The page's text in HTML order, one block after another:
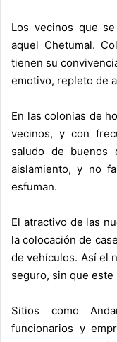
Los vecinos que
aquel Chetumal.
tienen su
emotivo, repleto de
En las colonias de
vecinos, y con
saludo de buenos
aislamiento, y no
esfuman.
El atractivo de las
la colocación de
de vehículos. Así el
seguro, sin que este
Sitios como
funcionarios y